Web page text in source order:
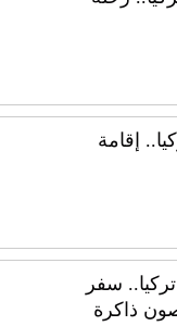
إقامة
سفر
ذاكرة